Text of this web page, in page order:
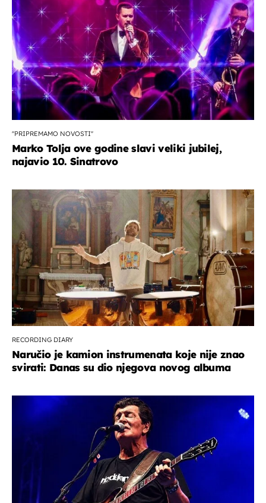
''PRIPREMAMO NOVOSTI''
Marko Tolja ove godine slavi veliki jubilej,
najavio 10. Sinatrovo
RECORDING DIARY
Naručio je kamion instrumenata koje nije znao
svirati: Danas su dio njegova novog albuma